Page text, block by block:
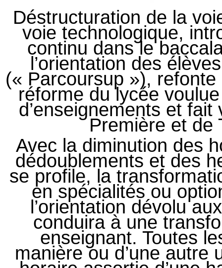
Déstructuration de la
voie technologique,
continu dans le
l’orientation des
(« Parcoursup »),
réforme du lycée
d’enseignements et
Première et de
Avec la diminution des
dédoublements et des
se profile, la
en spécialités ou
l’orientation dévolu
conduira à une
enseignant. Toutes
manière ou d’une autre